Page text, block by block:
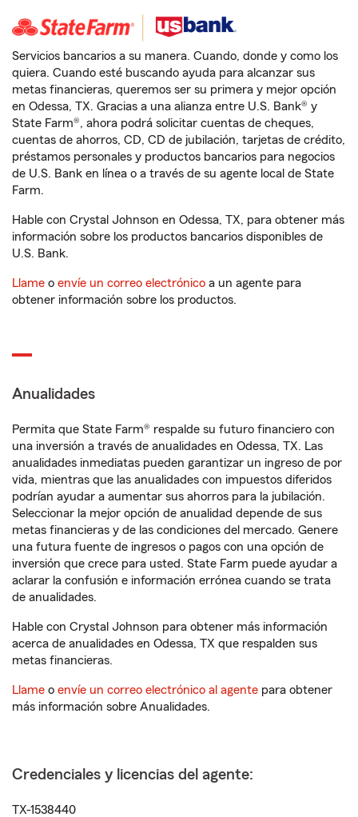
Servicios bancarios a su manera. Cuando, donde y como los
quiera. Cuando esté buscando ayuda para alcanzar sus
metas financieras, queremos ser su primera y mejor opción
en Odessa, TX. Gracias a una alianza entre U.S. Bank® y
State Farm®, ahora podrá solicitar cuentas de cheques,
cuentas de ahorros, CD, CD de jubilación, tarjetas de crédito,
préstamos personales y productos bancarios para negocios
de U.S. Bank en línea o a través de su agente local de State
Farm.
Hable con Crystal Johnson en Odessa, TX, para obtener más
información sobre los productos bancarios disponibles de
U.S. Bank.
Llame o envíe un correo electrónico a un agente para
obtener información sobre los productos.
Anualidades
Permita que State Farm® respalde su futuro financiero con
una inversión a través de anualidades en Odessa, TX. Las
anualidades inmediatas pueden garantizar un ingreso de por
vida, mientras que las anualidades con impuestos diferidos
podrían ayudar a aumentar sus ahorros para la jubilación.
Seleccionar la mejor opción de anualidad depende de sus
metas financieras y de las condiciones del mercado. Genere
una futura fuente de ingresos o pagos con una opción de
inversión que crece para usted. State Farm puede ayudar a
aclarar la confusión e información errónea cuando se trata
de anualidades.
Hable con Crystal Johnson para obtener más información
acerca de anualidades en Odessa, TX que respalden sus
metas financieras.
Llame o envíe un correo electrónico al agente para obtener
más información sobre Anualidades.
Credenciales y licencias del agente:
TX-1538440